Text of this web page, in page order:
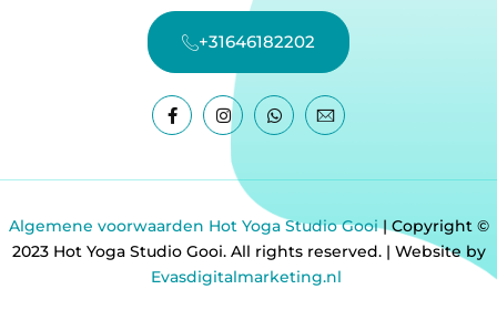
+31646182202
Algemene voorwaarden Hot Yoga Studio Gooi| Copyright ©
2023 Hot Yoga Studio Gooi. All rights reserved. | Website by
Evasdigitalmarketing.nl